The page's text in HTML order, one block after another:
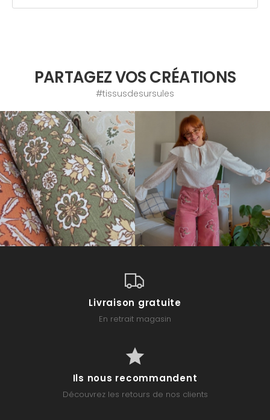
PARTAGEZ VOS CRÉATIONS
#tissusdesursules
Livraison gratuite
En retrait magasin
Ils nous recommandent
Découvrez les retours de nos clients